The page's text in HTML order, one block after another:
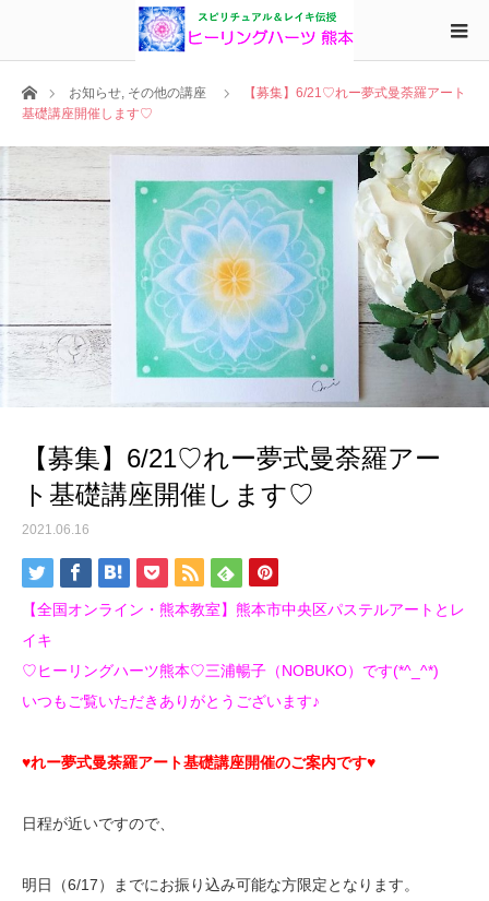
ホームお知らせ, その他の講座
【募集】6/21♡れー夢式曼荼羅アート
基礎講座開催します♡
【募集】6/21♡れー夢式曼荼羅アー
ト基礎講座開催します♡
2021.06.16
【全国オンライン・熊本教室】熊本市中央区パステルアートとレ
イキ
♡ヒーリングハーツ熊本♡三浦暢子（NOBUKO）です(*^_^*)
いつもご覧いただきありがとうございます♪
♥れー夢式曼荼羅アート基礎講座開催のご案内です♥
日程が近いですので、
明日（6/17）までにお振り込み可能な方限定となります。